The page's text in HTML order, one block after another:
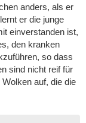
anders, als er
er die junge
einverstanden ist,
den kranken
so dass
sind nicht reif für
auf, die die